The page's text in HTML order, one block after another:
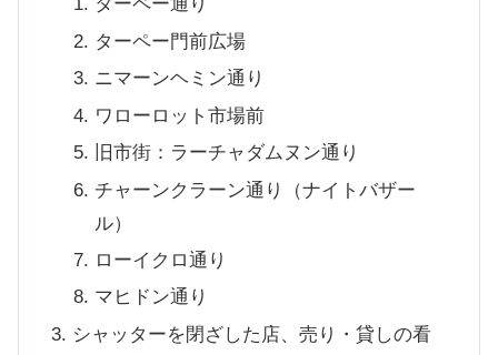
ターペー通り
ターペー門前広場
ニマーンヘミン通り
ワローロット市場前
旧市街：ラーチャダムヌン通り
チャーンクラーン通り（ナイトバザー
ル）
ローイクロ通り
マヒドン通り
シャッターを閉ざした店、売り・貸しの看